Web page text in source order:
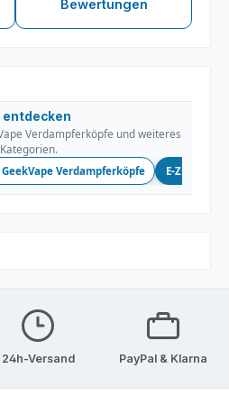
Bewertungen
entdecken
Verdampferköpfe und weiteres
Verdampferköpfe E-
24h-Versand PayPal & Klarna